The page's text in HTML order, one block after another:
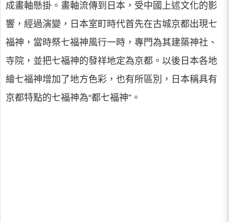
成畫軸懸掛。畫軸流傳到日本，受中國上述文化的影
響，經過演變，日本室町時代首先在古城京都出現七
福神，當時祭七福神風行一時，專門為其建築神社、
寺院，並把七福神的發祥地定為京都。以後日本各地
繪七福神增加了地方色彩，也有所區別，日本稱具有
京都特點的七福神為“都七福神”。